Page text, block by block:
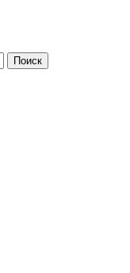
Поиск